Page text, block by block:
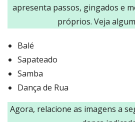
apresenta passos, gingados e
próprios. Veja
Balé
Sapateado
Samba
Dança de Rua
Agora, relacione as imagens a